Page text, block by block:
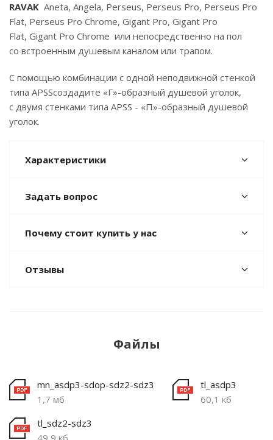
RAVAK Aneta, Angela, Perseus, Perseus Pro, Perseus Pro
Flat, Perseus Pro Chrome, Gigant Pro, Gigant Pro
Flat, Gigant Pro Chrome или непосредственно на пол
со встроенным душевым каналом или трапом.
С помощью комбинации с одной неподвижной стенкой
типа APSSсоздадите «Г»-образный душевой уголок,
с двумя стенками типа APSS - «П»-образный душевой
уголок.
Характеристики
Задать вопрос
Почему стоит купить у нас
Отзывы
Файлы
mn_asdp3-sdop-sdz2-sdz3
1,7 мб
tl_asdp3
60,1 кб
tl_sdz2-sdz3
49,9 кб